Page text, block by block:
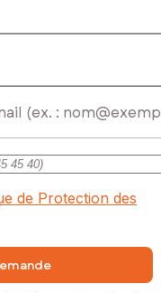
de Protection des